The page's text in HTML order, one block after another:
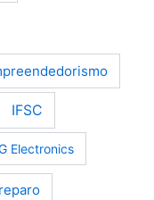
IFSC
Electronics
reparo